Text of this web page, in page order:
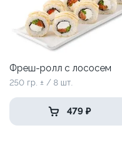
Фреш-ролл с лососем
250 гр. ± / 8 шт.
479 ₽